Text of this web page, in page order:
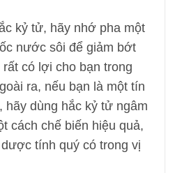
kỷ tử, hãy nhớ pha một
nước sôi để giảm bớt
có lợi cho bạn trong
ra, nếu bạn là một tín
dùng hắc kỷ tử ngâm
cách chế biến hiệu quả,
tính quý có trong vị